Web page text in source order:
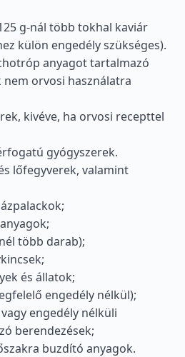
g-nál több tokhal kaviár
külön engedély szükséges).
anyagot tartalmazó
nem orvosi használatra
kivéve, ha orvosi recepttel
gyógyszerek.
lőfegyverek, valamint
több darab);
és állatok;
engedély nélkül);
engedély nélküli
berendezések;
buzdító anyagok.